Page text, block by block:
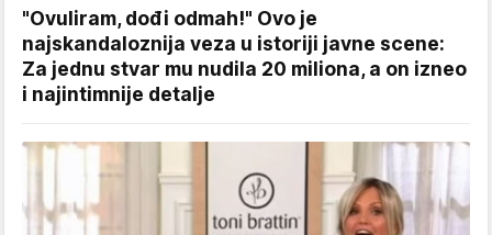
"Ovuliram, dođi odmah!" Ovo je
najskandaloznija veza u istoriji javne scene:
Za jednu stvar mu nudila 20 miliona, a on izneo
i najintimnije detalje